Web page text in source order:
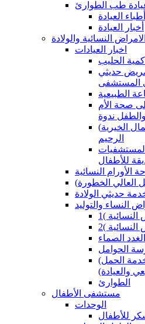
طب الطوارئ
أطباء العيادة
أخبار العيادة
النسائية والولادة
اخبار العيادات
كمية الحليب
حديثي
المستشفى
الطبيعية
صحة الأم
والطفل ندوة
(فتح متجر الاعمال الخيرية )فتح متجر اليد
الرحيم
المستشفيات
للأطفال
الأورام النسائية
حديثي الولادة
النساء والتوليد
)1
)2
الغدد الصماء
الحوامل
(قاعة الولادة قبل الولادة (خدمة الحمل
والعيادة)
الطوارئ
مستشفى الأطفال
الوحدات
للأطفال